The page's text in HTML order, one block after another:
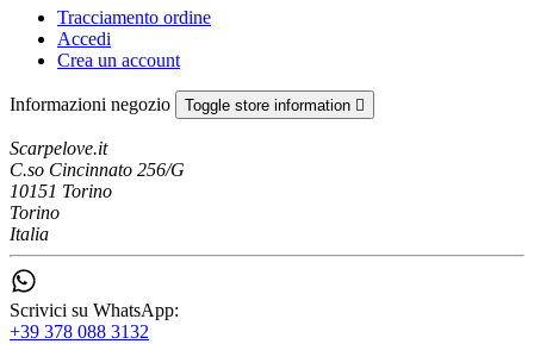
Tracciamento ordine
Accedi
Crea un account
Informazioni negozio Toggle store information 
Scarpelove.it
C.so Cincinnato 256/G
10151 Torino
Torino
Italia
Scrivici su WhatsApp:
+39 378 088 3132